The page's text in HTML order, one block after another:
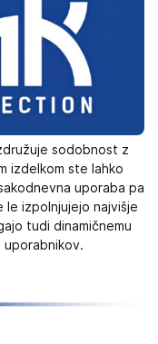
sodobnost z
izdelkom ste lahko
uporaba pa
le izpolnjujejo najvišje
tudi dinamičnemu
uporabnikov.